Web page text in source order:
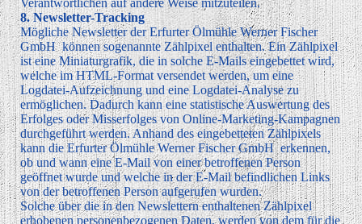
Verantwortlichen auf andere Weise mitzuteilen.
8. Newsletter-Tracking
Mögliche Newsletter der Erfurter Ölmühle Werner Fischer
GmbH können sogenannte Zählpixel enthalten. Ein Zählpixel
ist eine Miniaturgrafik, die in solche E-Mails eingebettet wird,
welche im HTML-Format versendet werden, um eine
Logdatei-Aufzeichnung und eine Logdatei-Analyse zu
ermöglichen. Dadurch kann eine statistische Auswertung des
Erfolges oder Misserfolges von Online-Marketing-Kampagnen
durchgeführt werden. Anhand des eingebetteten Zählpixels
kann die Erfurter Ölmühle Werner Fischer GmbH erkennen,
ob und wann eine E-Mail von einer betroffenen Person
geöffnet wurde und welche in der E-Mail befindlichen Links
von der betroffenen Person aufgerufen wurden.
Solche über die in den Newslettern enthaltenen Zählpixel
erhobenen personenbezogenen Daten, werden von dem für die